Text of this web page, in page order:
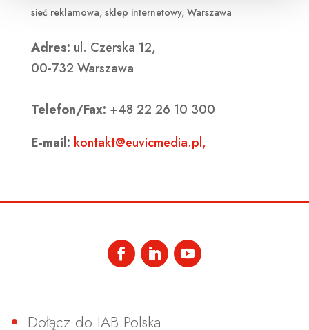
sieć reklamowa, sklep internetowy, Warszawa
Adres: ul. Czerska 12,
00-732 Warszawa
Telefon/Fax: +48 22 26 10 300
E-mail: kontakt@euvicmedia.pl,
Dołącz do IAB Polska